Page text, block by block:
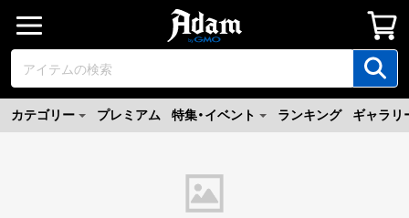
カテゴリー プレミアム 特集・イベント ランキング ギャラリ